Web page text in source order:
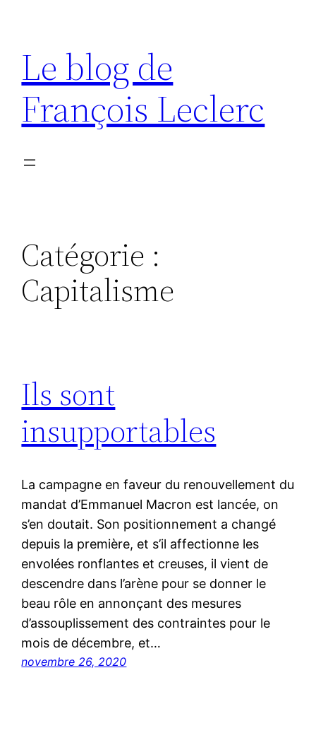
contenu
Le blog de
François Leclerc
Catégorie :
Capitalisme
Ils sont
insupportables
La campagne en faveur du renouvellement du
mandat d’Emmanuel Macron est lancée, on
s’en doutait. Son positionnement a changé
depuis la première, et s’il affectionne les
envolées ronflantes et creuses, il vient de
descendre dans l’arène pour se donner le
beau rôle en annonçant des mesures
d’assouplissement des contraintes pour le
mois de décembre, et…
novembre 26, 2020